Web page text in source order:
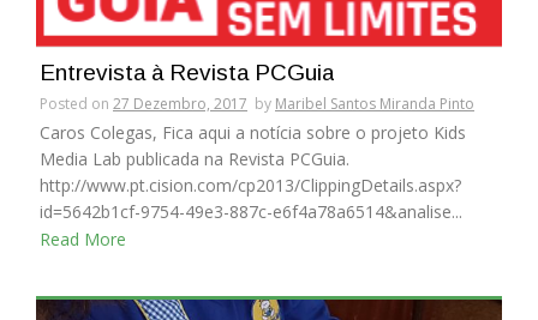
Entrevista à Revista PCGuia
Posted on 27 Dezembro, 2017 by Maribel Santos Miranda Pinto
Caros Colegas, Fica aqui a notícia sobre o projeto Kids
Media Lab publicada na Revista PCGuia.
http://www.pt.cision.com/cp2013/ClippingDetails.aspx?
id=5642b1cf-9754-49e3-887c-e6f4a78a6514&analise...
Read More